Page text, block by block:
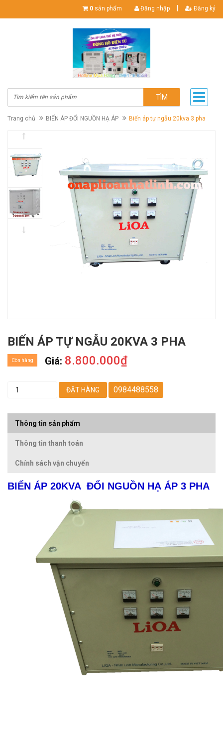
0 sản phẩm Đăng nhập Đăng ký
TÌM
Trang chủ BIẾN ÁP ĐỔI NGUỒN HẠ ÁP Biến áp tự ngẫu 20kva 3 pha
BIẾN ÁP TỰ NGẪU 20KVA 3 PHA
Giá: 8.800.000₫
Còn hàng
ĐẶT HÀNG 0984488558
Thông tin sản phẩm
Thông tin thanh toán
Chính sách vận chuyển
BIẾN ÁP 20KVA ĐỔI NGUỒN HẠ ÁP 3 PHA